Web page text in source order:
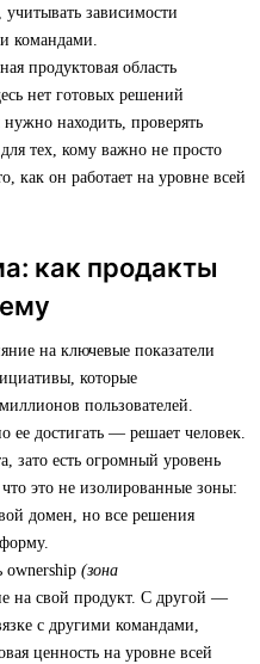
учитывать зависимости
командами.
продуктовая область
нет готовых решений
находить, проверять
тех, кому важно не просто
как он работает на уровне всей
как продакты
на ключевые показатели
которые
пользователей.
ее достигать — решает человек.
зато есть огромный уровень
это не изолированные зоны:
домен, но все решения
ownership (зона
на свой продукт. С другой —
с другими командами,
ценность на уровне всей